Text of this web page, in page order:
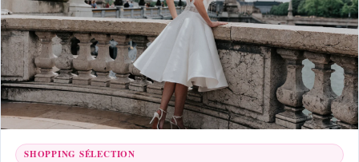
SHOPPING SÉLECTION